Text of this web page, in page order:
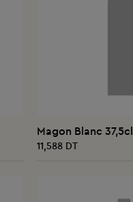
Magon Blanc 37,5cl
11,588 DT